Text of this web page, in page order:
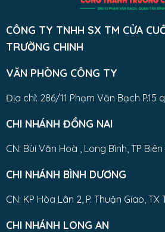
CÔNG TY TNHH SX TM CỬA
TRƯỜNG CHINH
VĂN PHÒNG CÔNG TY
Địa chỉ: 286/11 Phạm Văn Bạch P.15
CHI NHÁNH ĐỒNG NAI
CN: Bùi Văn Hoà , Long Bình, TP
CHI NHÁNH BÌNH DƯƠNG
CN: KP Hòa Lân 2, P. Thuận Giao,
CHI NHÁNH LONG AN